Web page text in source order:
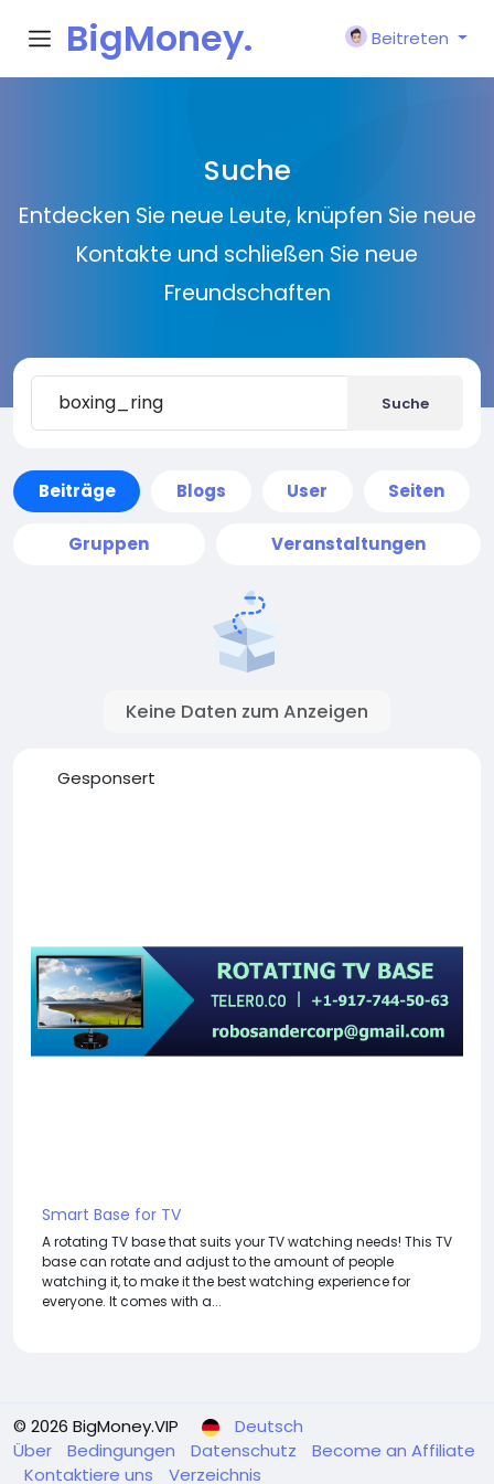
BigMoney.
Beitreten
Suche
Entdecken Sie neue Leute, knüpfen Sie neue
Kontakte und schließen Sie neue
Freundschaften
Suche
Beiträge Blogs User Seiten
Gruppen Veranstaltungen
Keine Daten zum Anzeigen
Gesponsert
Smart Base for TV
A rotating TV base that suits your TV watching needs! This TV
base can rotate and adjust to the amount of people
watching it, to make it the best watching experience for
everyone. It comes with a...
© 2026 BigMoney.VIP
Deutsch
Über
Bedingungen Datenschutz
Become an Affiliate
Kontaktiere uns
Verzeichnis